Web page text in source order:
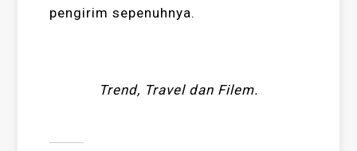
pengirim sepenuhnya.
Trend, Travel dan Filem.